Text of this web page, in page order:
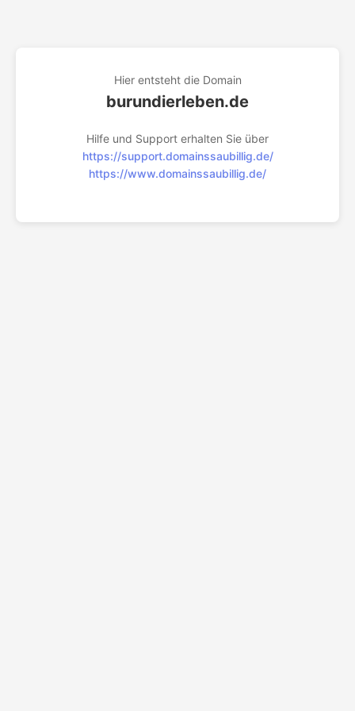
Hier entsteht die Domain
burundierleben.de
Hilfe und Support erhalten Sie über
https://support.domainssaubillig.de/
https://www.domainssaubillig.de/